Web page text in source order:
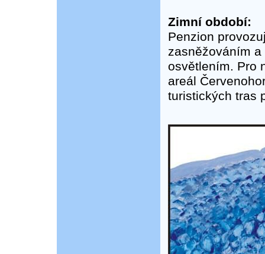
Zimní období:
Penzion
zasněžováním
osvětlením. Pro
areál
turistických tras